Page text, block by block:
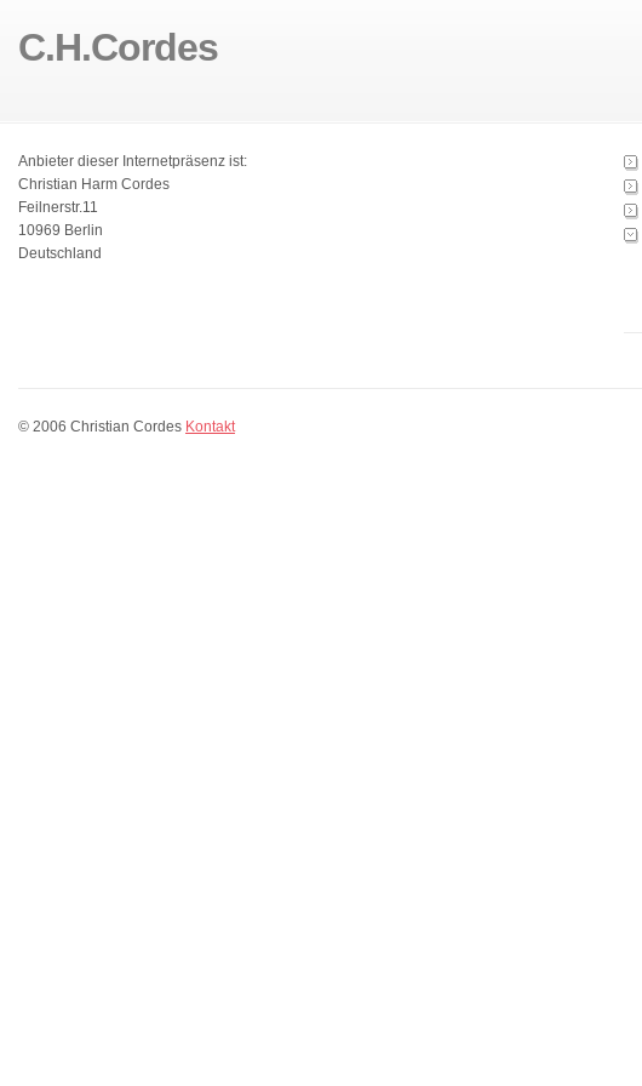
C.H.Cordes
Anbieter dieser Internetpräsenz ist:
Christian Harm Cordes
Feilnerstr.11
10969 Berlin
Deutschland
© 2006 Christian Cordes Kontakt